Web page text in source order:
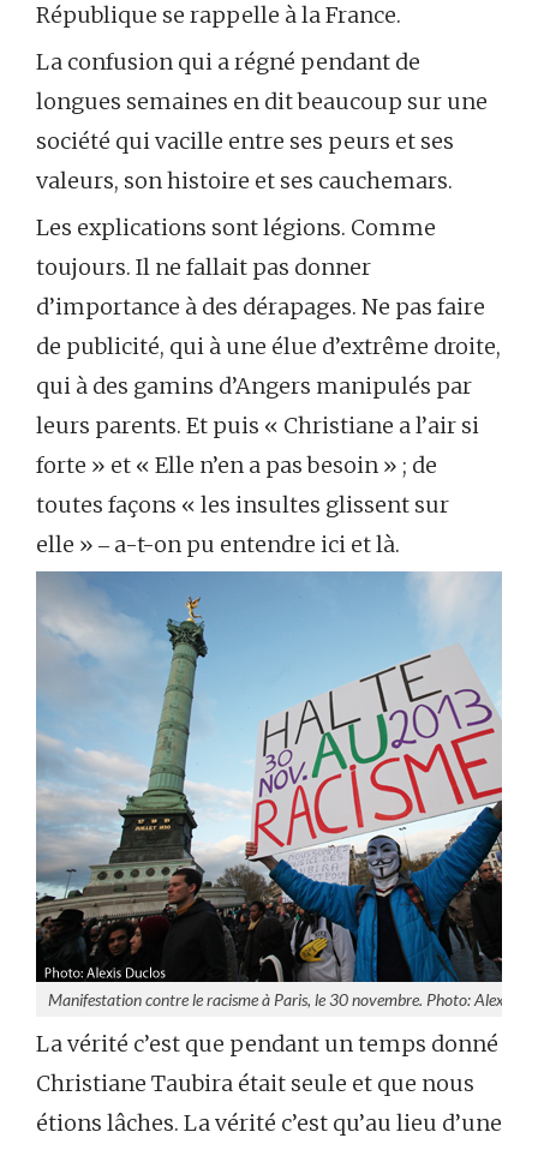
République se rappelle à la France.
La confusion qui a régné pendant de
longues semaines en dit beaucoup sur une
société qui vacille entre ses peurs et ses
valeurs, son histoire et ses cauchemars.
Les explications sont légions. Comme
toujours. Il ne fallait pas donner
d’importance à des dérapages. Ne pas faire
de publicité, qui à une élue d’extrême droite,
qui à des gamins d’Angers manipulés par
leurs parents. Et puis « Christiane a l’air si
forte » et « Elle n’en a pas besoin » ; de
toutes façons « les insultes glissent sur
elle » ‒ a-t-on pu entendre ici et là.
Manifestation contre le racisme à Paris, le 30 novembre. Photo: Alexis
La vérité c’est que pendant un temps donné
Christiane Taubira était seule et que nous
étions lâches. La vérité c’est qu’au lieu d’une